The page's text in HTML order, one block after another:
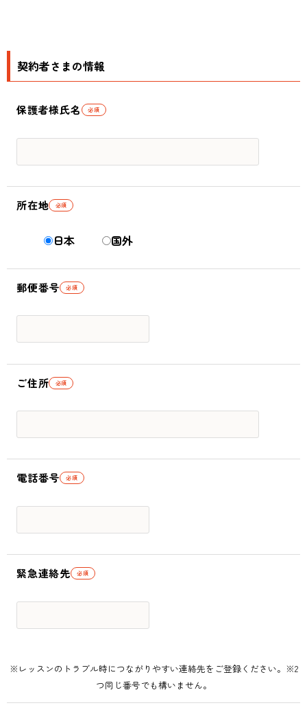
契約者さまの情報
保護者様氏名 必須
所在地 必須
日本 国外
郵便番号 必須
ご住所 必須
電話番号 必須
緊急連絡先 必須
※レッスンのトラブル時につながりやすい連絡先をご登録ください。※2
つ同じ番号でも構いません。